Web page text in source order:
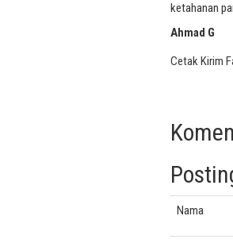
ketahanan
Ahmad G
CetakKirim
Nama